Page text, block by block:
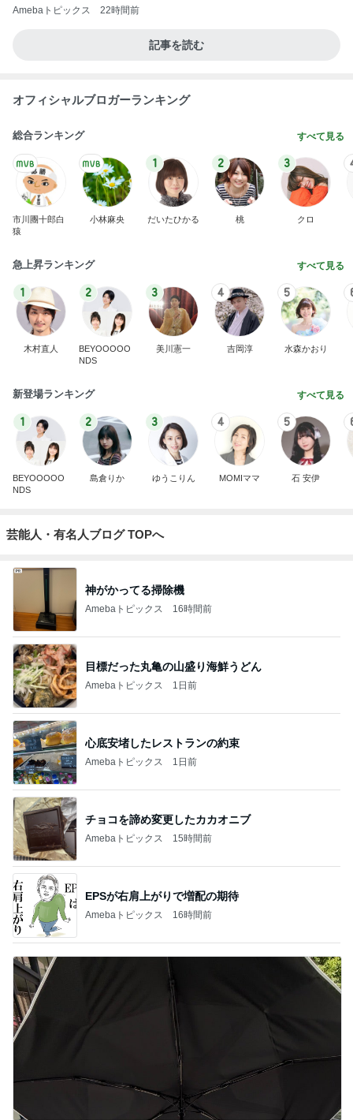
Amebaトピックス 22時間前
記事を読む
オフィシャルブロガーランキング
総合ランキング すべて見る
市川團十郎白
猿
小林麻央
1
だいたひかる
2
桃
3
クロ
急上昇ランキング すべて見る
1
木村直人
2
BEYOOOOO
NDS
3
美川憲一
4
吉岡淳
5
水森かおり
新登場ランキング すべて見る
1
BEYOOOOO
NDS
2
島倉りか
3
ゆうこりん
4
MOMIママ
5
石 安伊
芸能人・有名人ブログ TOPへ
神がかってる掃除機
Amebaトピックス 16時間前
目標だった丸亀の山盛り海鮮うどん
Amebaトピックス 1日前
心底安堵したレストランの約束
Amebaトピックス 1日前
チョコを諦め変更したカカオニブ
Amebaトピックス 15時間前
EPSが右肩上がりで増配の期待
Amebaトピックス 16時間前